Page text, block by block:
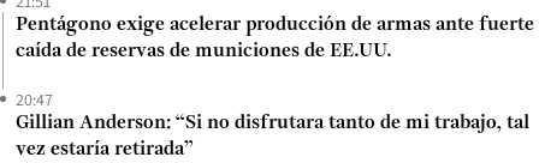
Pentágono exige acelerar producción de armas ante fuerte
caída de reservas de municiones de EE.UU.
20:47
Gillian Anderson: “Si no disfrutara tanto de mi trabajo, tal
vez estaría retirada”